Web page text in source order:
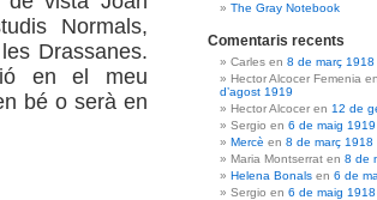
Normals,
Drassanes.
en el meu
bé o serà en
The Gray Notebook
Comentaris recents
Carles en 8 de març 1918
Hector Alcocer Femenia en
d’agost 1919
Hector Alcocer en 12 de
Sergio en 6 de maig 1919
Mercè en 8 de març 1918
Maria Montserrat en 8 de
Helena Bonals en 6 de
Sergio en 6 de maig 1918